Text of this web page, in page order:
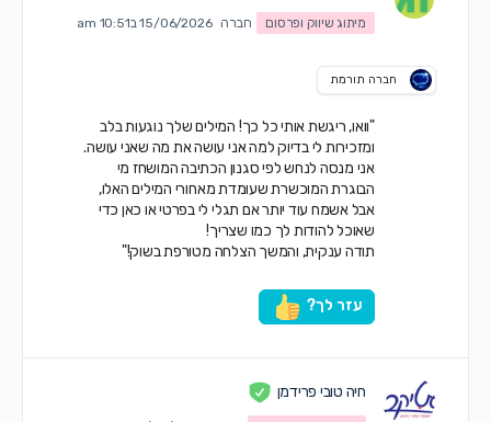
מיתוג שיווק ופרסום חברה 15/06/2026 ב10:51 am
חברה תורמת
"וואו, ריגשת אותי כל כך! המילים שלך נוגעות בלב
ומזכירות לי בדיוק למה אני עושה את מה שאני עושה.
אני מנסה לנחש לפי סגנון הכתיבה המושחז מי
הבוגרת המוכשרת שעומדת מאחורי המילים האלו,
אבל אשמח עוד יותר אם תגלי לי בפרטי או כאן כדי
שאוכל להודות לך כמו שצריך!
תודה ענקית, והמשך הצלחה מטורפת בשוק!"
עזר לך?
חיה טובי פרידמן